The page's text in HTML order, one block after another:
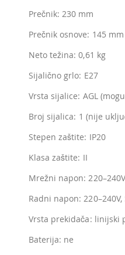
Prečnik: 230 mm
Prečnik osnove: 145 mm
Neto težina: 0,61 kg
Sijalično grlo: E27
Vrsta sijalice: AGL
Broj sijalica: 1 (nije
Stepen zaštite: IP20
Klasa zaštite: II
Mrežni napon:
Radni napon: 220–240V,
Vrsta prekidača: linijski
Baterija: ne